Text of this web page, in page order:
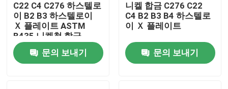
품질 관리
연락주세요
C22 C4 C276 하스텔로
이 B2 B3 하스텔로이
Ｘ 플레이트 ASTM
B435 니켈철 합금
문의 보내기
니켈 합금 C276 C22
C4 B2 B3 B4 하스텔로
이 Ｘ 플레이트
문의 보내기